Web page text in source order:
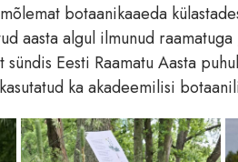
botaanikaaeda
aasta algul ilmunud raamatuga
sündis Eesti Raamatu Aasta
ka akadeemilisi